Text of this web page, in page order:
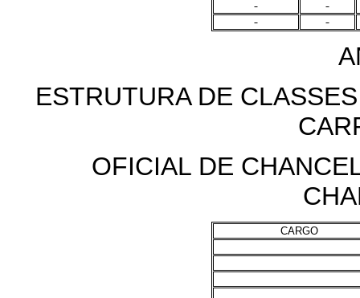
ESTRUTURA DE
OFICIAL DE
CARGO